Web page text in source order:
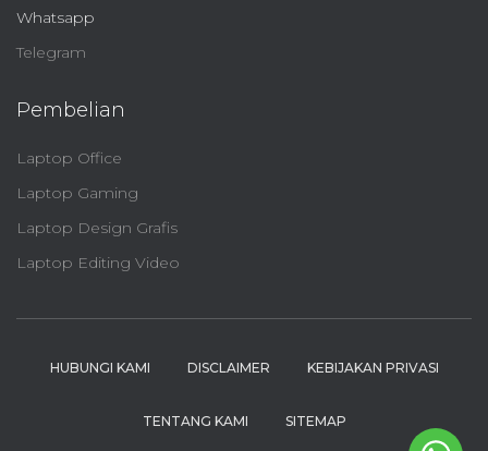
Whatsapp
Telegram
Pembelian
Laptop Office
Laptop Gaming
Laptop Design Grafis
Laptop Editing Video
HUBUNGI KAMI DISCLAIMER KEBIJAKAN PRIVASI
TENTANG KAMI SITEMAP